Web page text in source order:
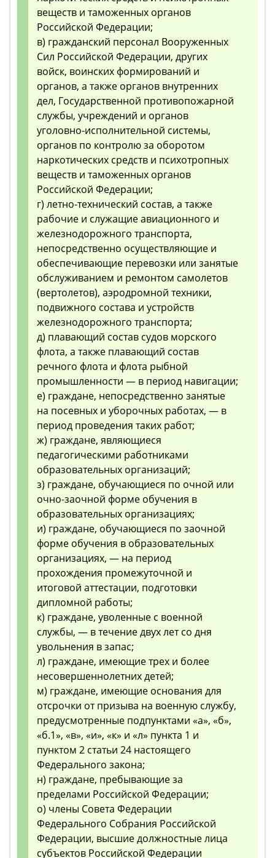
веществ и таможенных органов
Российской Федерации;
в) гражданский персонал Вооруженных
Сил Российской Федерации, других
войск, воинских формирований и
органов, а также органов внутренних
дел, Государственной противопожарной
службы, учреждений и органов
уголовно-исполнительной системы,
органов по контролю за оборотом
наркотических средств и психотропных
веществ и таможенных органов
Российской Федерации;
г) летно-технический состав, а также
рабочие и служащие авиационного и
железнодорожного транспорта,
непосредственно осуществляющие и
обеспечивающие перевозки или занятые
обслуживанием и ремонтом самолетов
(вертолетов), аэродромной техники,
подвижного состава и устройств
железнодорожного транспорта;
д) плавающий состав судов морского
флота, а также плавающий состав
речного флота и флота рыбной
промышленности — в период навигации;
е) граждане, непосредственно занятые
на посевных и уборочных работах, — в
период проведения таких работ;
ж) граждане, являющиеся
педагогическими работниками
образовательных организаций;
з) граждане, обучающиеся по очной или
очно-заочной форме обучения в
образовательных организациях;
и) граждане, обучающиеся по заочной
форме обучения в образовательных
организациях, — на период
прохождения промежуточной и
итоговой аттестации, подготовки
дипломной работы;
к) граждане, уволенные с военной
службы, — в течение двух лет со дня
увольнения в запас;
л) граждане, имеющие трех и более
несовершеннолетних детей;
м) граждане, имеющие основания для
отсрочки от призыва на военную службу,
предусмотренные подпунктами «а», «б»,
«б.1», «в», «и», «к» и «л» пункта 1 и
пунктом 2 статьи 24 настоящего
Федерального закона;
н) граждане, пребывающие за
пределами Российской Федерации;
о) члены Совета Федерации
Федерального Собрания Российской
Федерации, высшие должностные лица
субъектов Российской Федерации